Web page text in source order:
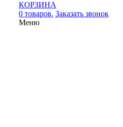
КОРЗИНА
0 товаров. Заказать звонок
Меню